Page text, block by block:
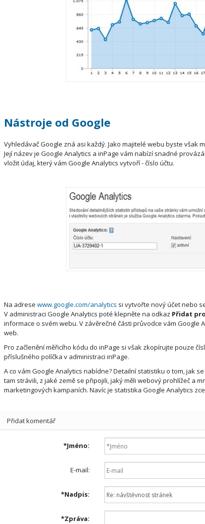
Nástroje od Google
Vyhledávač Google zná asi každý. Jako majitelé webu byste však
Její název je Google Analytics a inPage vám nabízí snadné
vložit údaj, který vám Google Analytics vytvoří - číslo účtu.
Na adrese www.google.com/analytics si vytvořte nový účet nebo
V administraci Google Analytics poté klepněte na odkaz Přidat
informace o svém webu. V závěrečné části průvodce vám Google
web.
Pro začlenění měřicího kódu do inPage si však zkopírujte pouze
příslušného políčka v administraci inPage.
A co vám Google Analytics nabídne? Detailní statistiku o tom, jak
tam strávili, z jaké země se připojili, jaký měli webový prohlížeč a
marketingových kampaních. Navíc je statistika Google Analytics
Přidat komentář
*Jméno:
E-mail:
*Nadpis:
*Zpráva: